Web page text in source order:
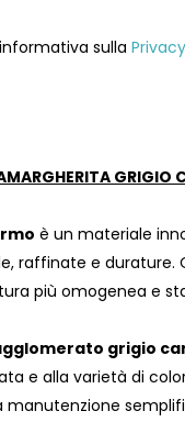
sulla Privacy
GRIGIO
è un materiale
raffinate e
più omogenea e
grigio
e alla varietà di